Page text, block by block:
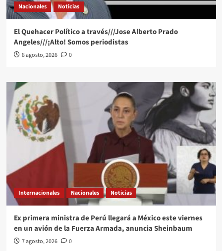
Nacionales Noticias
El Quehacer Político a través///Jose Alberto Prado
Angeles///¡Alto! Somos periodistas
8 agosto, 2026 0
Internacionales Nacionales Noticias
Ex primera ministra de Perú llegará a México este viernes
en un avión de la Fuerza Armada, anuncia Sheinbaum
7 agosto, 2026 0